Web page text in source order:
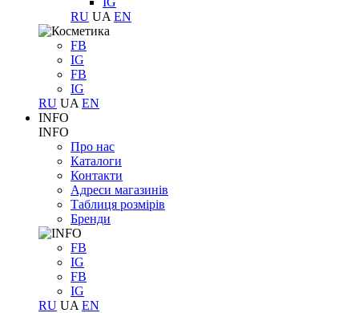
RU UA EN
FB
IG
FB
IG
RU UA EN
INFO
INFO
Про нас
Каталоги
Контакти
Адреси магазинів
Таблиця розмірів
Бренди
FB
IG
FB
IG
RU UA EN